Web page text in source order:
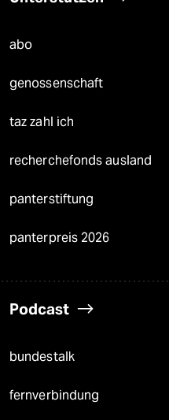
abo
genossenschaft
taz zahl ich
recherchefonds ausland
panterstiftung
panterpreis 2026
Podcast
bundestalk
fernverbindung